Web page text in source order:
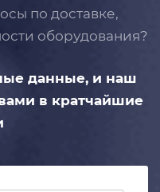
по доставке,
оборудования?
данные, и наш
в кратчайшие